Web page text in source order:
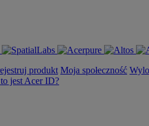
produkt Moja społeczność
jest Acer ID?